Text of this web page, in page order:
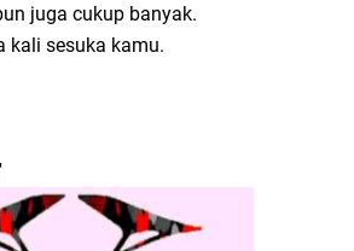
juga cukup banyak.
kali sesuka kamu.